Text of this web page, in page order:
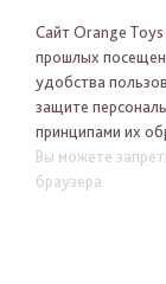
© 2005 -
Сайт Orange
прошлых
удобства
защите
принципами их
Вы можете
браузера.